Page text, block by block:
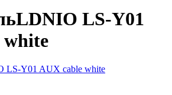
LDNIO LS-Y01
white